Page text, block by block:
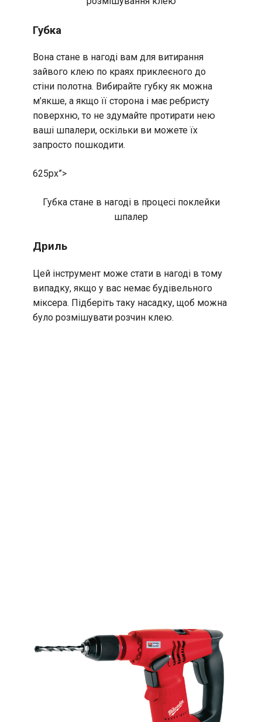
Губка
Вона стане в нагоді вам для витирання
зайвого клею по краях приклеєного до
стіни полотна. Вибирайте губку як можна
м’якше, а якщо її сторона і має ребристу
поверхню, то не здумайте протирати нею
ваші шпалери, оскільки ви можете їх
запросто пошкодити.
625px”>
Губка стане в нагоді в процесі поклейки
шпалер
Дриль
Цей інструмент може стати в нагоді в тому
випадку, якщо у вас немає будівельного
міксера. Підберіть таку насадку, щоб можна
було розмішувати розчин клею.